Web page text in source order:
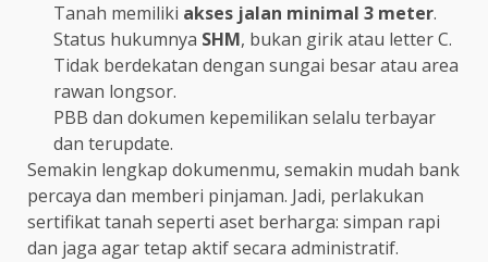
Tanah memiliki akses jalan minimal 3 meter.
Status hukumnya SHM, bukan girik atau letter C.
Tidak berdekatan dengan sungai besar atau area
rawan longsor.
PBB dan dokumen kepemilikan selalu terbayar
dan terupdate.
Semakin lengkap dokumenmu, semakin mudah bank
percaya dan memberi pinjaman. Jadi, perlakukan
sertifikat tanah seperti aset berharga: simpan rapi
dan jaga agar tetap aktif secara administratif.